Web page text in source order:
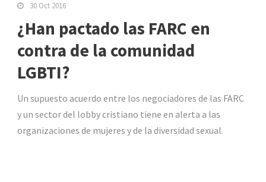
30 Oct 2016
¿Han pactado las FARC en
contra de la comunidad
LGBTI?
Un supuesto acuerdo entre los negociadores de las FARC
y un sector del lobby cristiano tiene en alerta a las
organizaciones de mujeres y de la diversidad sexual.